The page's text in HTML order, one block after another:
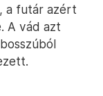
a futár azért
A vád azt